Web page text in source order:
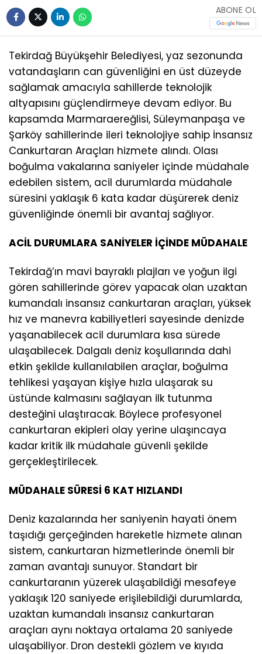
ABONE OL
Tekirdağ Büyükşehir Belediyesi, yaz sezonunda
vatandaşların can güvenliğini en üst düzeyde
sağlamak amacıyla sahillerde teknolojik
altyapısını güçlendirmeye devam ediyor. Bu
kapsamda Marmaraereğlisi, Süleymanpaşa ve
Şarköy sahillerinde ileri teknolojiye sahip İnsansız
Cankurtaran Araçları hizmete alındı. Olası
boğulma vakalarına saniyeler içinde müdahale
edebilen sistem, acil durumlarda müdahale
süresini yaklaşık 6 kata kadar düşürerek deniz
güvenliğinde önemli bir avantaj sağlıyor.
ACİL DURUMLARA SANİYELER İÇİNDE MÜDAHALE
Tekirdağ’ın mavi bayraklı plajları ve yoğun ilgi
gören sahillerinde görev yapacak olan uzaktan
kumandalı insansız cankurtaran araçları, yüksek
hız ve manevra kabiliyetleri sayesinde denizde
yaşanabilecek acil durumlara kısa sürede
ulaşabilecek. Dalgalı deniz koşullarında dahi
etkin şekilde kullanılabilen araçlar, boğulma
tehlikesi yaşayan kişiye hızla ulaşarak su
üstünde kalmasını sağlayan ilk tutunma
desteğini ulaştıracak. Böylece profesyonel
cankurtaran ekipleri olay yerine ulaşıncaya
kadar kritik ilk müdahale güvenli şekilde
gerçekleştirilecek.
MÜDAHALE SÜRESİ 6 KAT HIZLANDI
Deniz kazalarında her saniyenin hayati önem
taşıdığı gerçeğinden hareketle hizmete alınan
sistem, cankurtaran hizmetlerinde önemli bir
zaman avantajı sunuyor. Standart bir
cankurtaranın yüzerek ulaşabildiği mesafeye
yaklaşık 120 saniyede erişilebildiği durumlarda,
uzaktan kumandalı insansız cankurtaran
araçları aynı noktaya ortalama 20 saniyede
ulaşabiliyor. Dron destekli gözlem ve kıyıda